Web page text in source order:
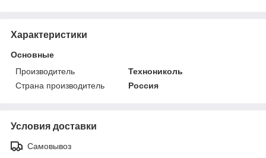
Характеристики
Основные
Производитель
Технониколь
Страна производитель
Россия
Условия доставки
Самовывоз